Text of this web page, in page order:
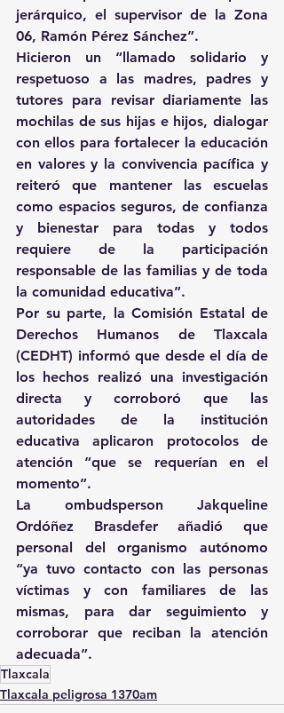
jerárquico, el supervisor de la Zona
06, Ramón Pérez Sánchez”.
Hicieron un “llamado solidario y
respetuoso a las madres, padres y
tutores para revisar diariamente las
mochilas de sus hijas e hijos, dialogar
con ellos para fortalecer la educación
en valores y la convivencia pacífica y
reiteró que mantener las escuelas
como espacios seguros, de confianza
y bienestar para todas y todos
requiere de la participación
responsable de las familias y de toda
la comunidad educativa”.
Por su parte, la Comisión Estatal de
Derechos Humanos de Tlaxcala
(CEDHT) informó que desde el día de
los hechos realizó una investigación
directa y corroboró que las
autoridades de la institución
educativa aplicaron protocolos de
atención “que se requerían en el
momento”.
La ombudsperson Jakqueline
Ordóñez Brasdefer añadió que
personal del organismo autónomo
“ya tuvo contacto con las personas
víctimas y con familiares de las
mismas, para dar seguimiento y
corroborar que reciban la atención
adecuada”.
Tlaxcala
Tlaxcala peligrosa 1370am